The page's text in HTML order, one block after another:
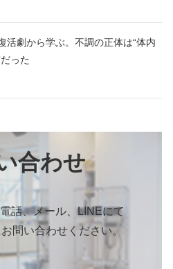
活劇から学ぶ。不調の正体は“体内
った
合わせ
話、メール、LINEにて
問い合わせください。